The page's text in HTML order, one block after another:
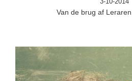
Van de brug af Leraren